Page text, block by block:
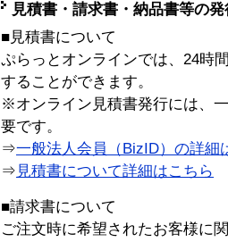
見積書・請求書・納品書等の
■見積書について
ぷらっとオンラインでは、24時
することができます。
※オンライン見積書発行には、
要です。
⇒一般法人会員（BizID）の詳細
⇒ 見積書について詳細はこちら
■請求書について
ご注文時に希望されたお客様に